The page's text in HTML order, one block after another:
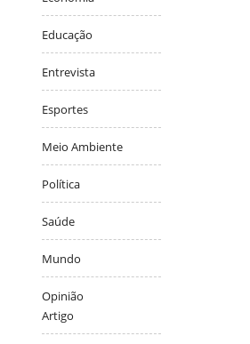
Educação
Entrevista
Esportes
Meio Ambiente
Política
Saúde
Mundo
Opinião
Artigo